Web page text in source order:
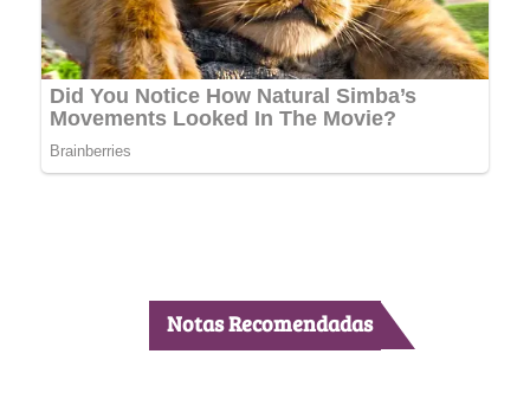
Notas Recomendadas